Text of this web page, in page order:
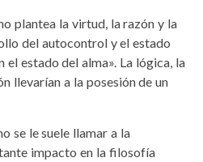
plantea la virtud, la razón y la
del autocontrol y el estado
el estado del alma». La lógica, la
llevarían a la posesión de un
se le suele llamar a la
impacto en la filosofía